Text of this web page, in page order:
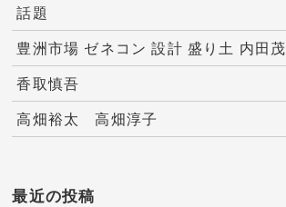
話題
豊洲市場 ゼネコン 設計 盛り土 内田
香取慎吾
高畑裕太 高畑淳子
最近の投稿